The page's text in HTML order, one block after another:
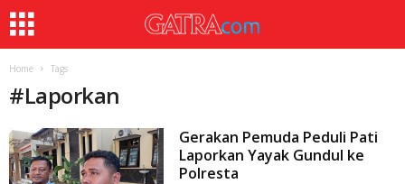
Home Tags
#Laporkan
Gerakan Pemuda Peduli Pati
Laporkan Yayak Gundul ke
Polresta